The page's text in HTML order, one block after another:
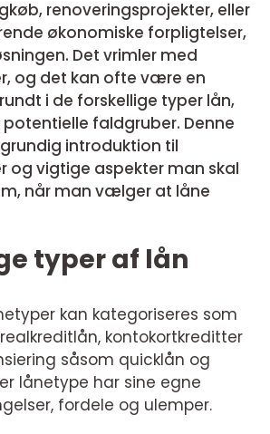
renoveringsprojekter, eller
økonomiske forpligtelser,
Det vrimler med
og det kan ofte være en
i de forskellige typer lån,
faldgruber. Denne
introduktion til
og vigtige aspekter man skal
når man vælger at låne
typer af lån
kan kategoriseres som
kontokortkreditter
såsom quicklån og
lånetype har sine egne
fordele og ulemper.